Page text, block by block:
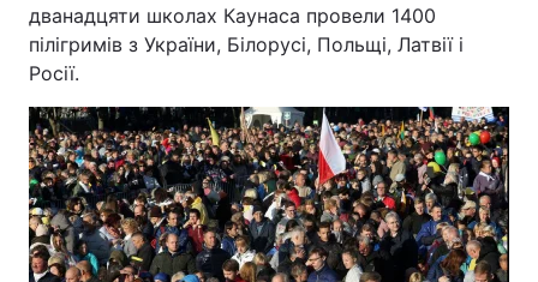
дванадцяти школах Каунаса провели 1400
пілігримів з України, Білорусі, Польщі, Латвії і
Росії.